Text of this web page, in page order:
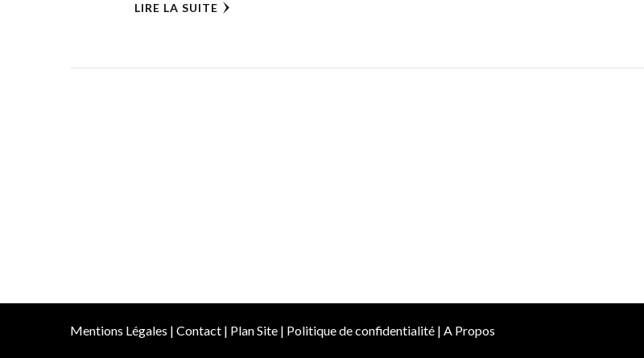
LIRE LA SUITE
Mentions Légales | Contact | Plan Site | Politique de confidentialité | A Propos